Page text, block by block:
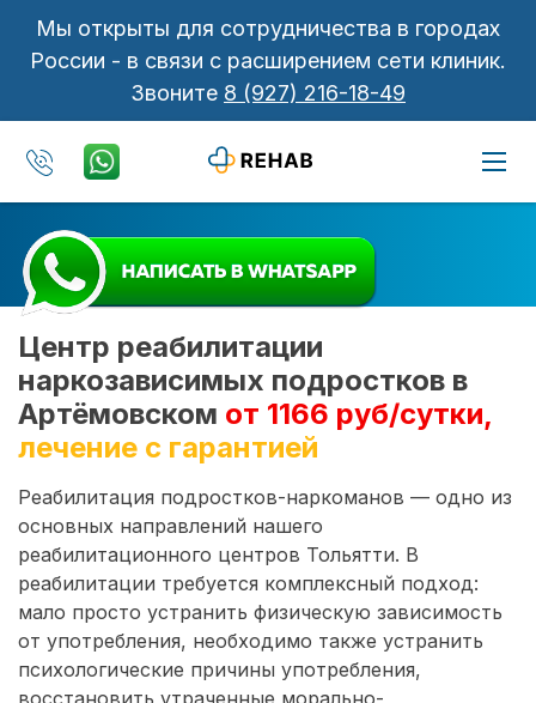
Мы открыты для сотрудничества в городах
России - в связи с расширением сети клиник.
Звоните 8 (927) 216-18-49
Центр реабилитации
наркозависимых подростков в
Артёмовском от 1166 руб/сутки,
лечение с гарантией
Реабилитация подростков-наркоманов — одно из
основных направлений нашего
реабилитационного центров Тольятти. В
реабилитации требуется комплексный подход:
мало просто устранить физическую зависимость
от употребления, необходимо также устранить
психологические причины употребления,
восстановить утраченные морально-